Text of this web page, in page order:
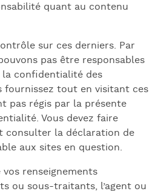
quant au contenu
sur ces derniers. Par
pas être responsables
confidentialité des
fournissez tout en visitant ces
pas régis par la présente
Vous devez faire
consulter la déclaration de
aux sites en question.
renseignements
ou sous-traitants, l’agent ou